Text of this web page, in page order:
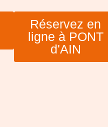
Réservez en
ligne à PONT
d'AIN